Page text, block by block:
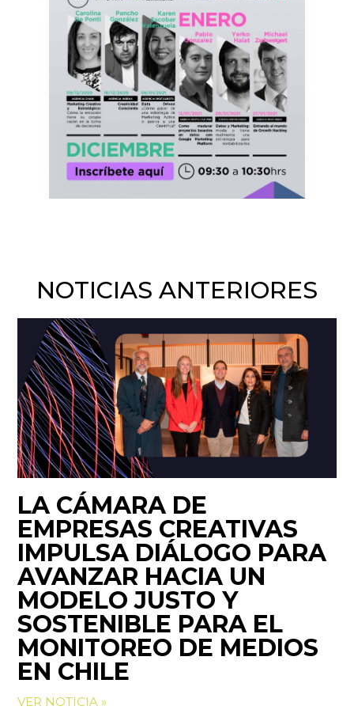
NOTICIAS ANTERIORES
LA CÁMARA DE
EMPRESAS CREATIVAS
IMPULSA DIÁLOGO PARA
AVANZAR HACIA UN
MODELO JUSTO Y
SOSTENIBLE PARA EL
MONITOREO DE MEDIOS
EN CHILE
VER NOTICIA »